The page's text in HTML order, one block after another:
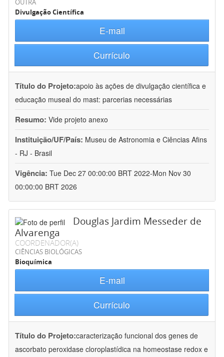
OUTRA
Divulgação Científica
E-mail
Currículo
Título do Projeto:apoio às ações de divulgação científica e
educação museal do mast: parcerias necessárias
Resumo: Vide projeto anexo
Instituição/UF/País: Museu de Astronomia e Ciências Afins
- RJ - Brasil
Vigência: Tue Dec 27 00:00:00 BRT 2022-Mon Nov 30
00:00:00 BRT 2026
Douglas Jardim Messeder de
Alvarenga
COORDENADOR(A)
CIÊNCIAS BIOLÓGICAS
Bioquímica
E-mail
Currículo
Título do Projeto:caracterização funcional dos genes de
ascorbato peroxidase cloroplastídica na homeostase redox e